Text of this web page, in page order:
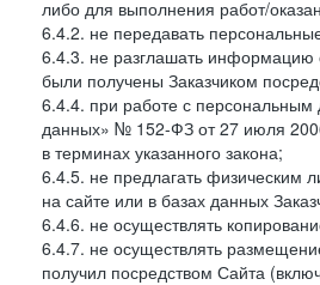
либо для выполнения работ/
6.4.2. не передавать
6.4.3. не разглашать информацию
были получены Заказчиком
6.4.4. при работе с
данных» № 152-ФЗ от 27 июля
в терминах указанного закона;
6.4.5. не предлагать
на сайте или в базах данных
6.4.6. не осуществлять
6.4.7. не осуществлять
получил посредством Сайта